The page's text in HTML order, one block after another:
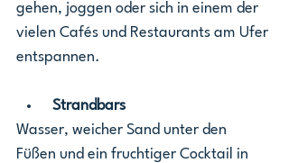
gehen, joggen oder sich in einem der
vielen Cafés und Restaurants am Ufer
entspannen.
Strandbars
Wasser, weicher Sand unter den
Füßen und ein fruchtiger Cocktail in